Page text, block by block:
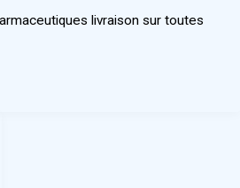
livraison sur toutes